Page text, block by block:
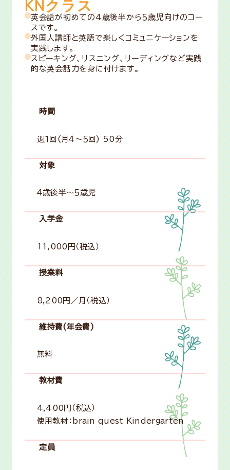
KNクラス
英会話が初めての4歳後半から５歳児向けのコー
スです。
外国人講師と英語で楽しくコミュニケーションを
実践します。
スピーキング、リスニング、リーディングなど実践
的な英会話力を身に付けます。
時間
週１回(月４〜５回) 50分
対象
４歳後半〜５歳児
入学金
11,000円（税込）
授業料
8,200円／月（税込）
維持費(年会費)
無料
教材費
4,400円（税込）
使用教材：brain quest Kindergarten
定員